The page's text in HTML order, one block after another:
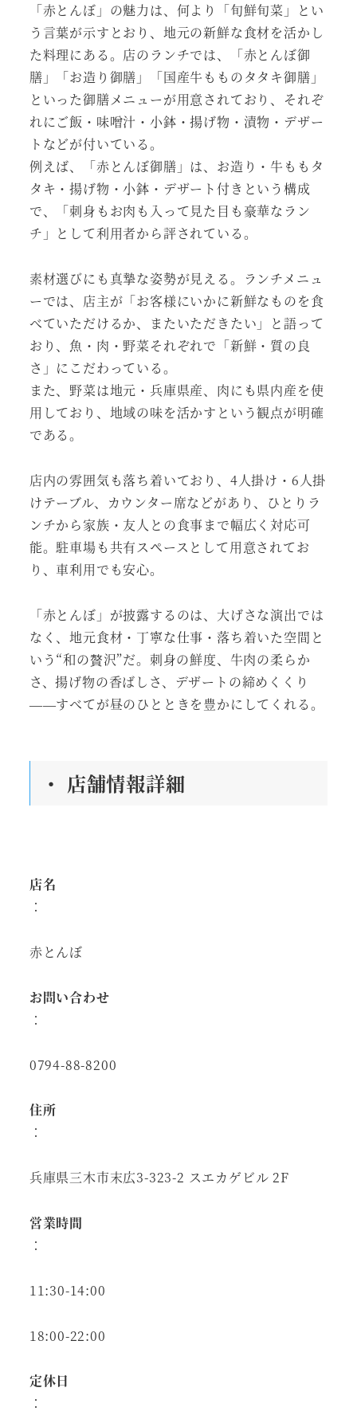
「赤とんぼ」の魅力は、何より「旬鮮旬菜」とい
う言葉が示すとおり、地元の新鮮な食材を活かし
た料理にある。店のランチでは、「赤とんぼ御
膳」「お造り御膳」「国産牛もものタタキ御膳」
といった御膳メニューが用意されており、それぞ
れにご飯・味噌汁・小鉢・揚げ物・漬物・デザー
トなどが付いている。
例えば、「赤とんぼ御膳」は、お造り・牛ももタ
タキ・揚げ物・小鉢・デザート付きという構成
で、「刺身もお肉も入って見た目も豪華なラン
チ」として利用者から評されている。
素材選びにも真摯な姿勢が見える。ランチメニュ
ーでは、店主が「お客様にいかに新鮮なものを食
べていただけるか、またいただきたい」と語って
おり、魚・肉・野菜それぞれで「新鮮・質の良
さ」にこだわっている。
また、野菜は地元・兵庫県産、肉にも県内産を使
用しており、地域の味を活かすという観点が明確
である。
店内の雰囲気も落ち着いており、4人掛け・6人掛
けテーブル、カウンター席などがあり、ひとりラ
ンチから家族・友人との食事まで幅広く対応可
能。駐車場も共有スペースとして用意されてお
り、車利用でも安心。
「赤とんぼ」が披露するのは、大げさな演出では
なく、地元食材・丁寧な仕事・落ち着いた空間と
いう“和の贅沢”だ。刺身の鮮度、牛肉の柔らか
さ、揚げ物の香ばしさ、デザートの締めくくり
——すべてが昼のひとときを豊かにしてくれる。
・ 店舗情報詳細
店名
：
赤とんぼ
お問い合わせ
：
0794-88-8200
住所
：
兵庫県三木市末広3-323-2 スエカゲビル 2F
営業時間
：
11:30-14:00
18:00-22:00
定休日
：